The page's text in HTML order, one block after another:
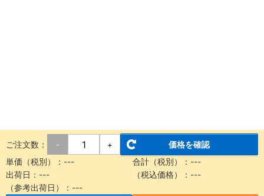
ご注文数： - +
価格を確認
単価（税別）： --- 合計（税別）： ---
出荷日： --- （税込価格）： ---
（参考出荷日）： ---